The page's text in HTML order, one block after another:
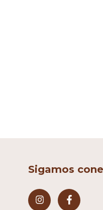
Sigamos